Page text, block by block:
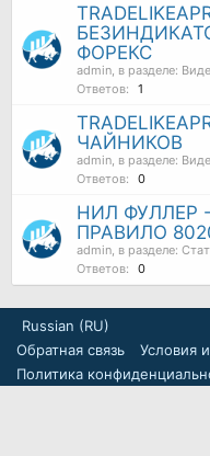
ФОРЕКС
admin , в разделе:
Ответов:
1
ЧАЙНИКОВ
admin , в разделе:
Ответов:
0
НИЛ ФУЛЛЕР
ПРАВИЛО
admin , в разделе:
Ответов:
0
Russian (RU)
Обратная связь
Условия
Политика